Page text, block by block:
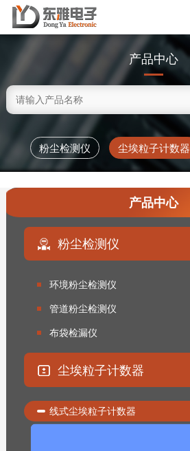
产品中心
粉尘检测仪 尘埃粒子计数器
产品中心
粉尘检测仪
环境粉尘检测仪
管道粉尘检测仪
布袋检漏仪
尘埃粒子计数器
线式尘埃粒子计数器